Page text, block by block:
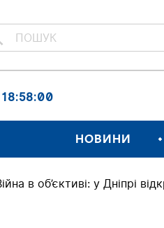
18:58:01
НОВИНИ
в об’єктиві: у Дніпрі